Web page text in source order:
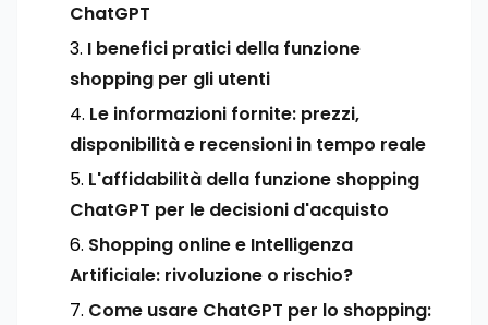
ChatGPT
I benefici pratici della funzione
shopping per gli utenti
Le informazioni fornite: prezzi,
disponibilità e recensioni in tempo reale
L'affidabilità della funzione shopping
ChatGPT per le decisioni d'acquisto
Shopping online e Intelligenza
Artificiale: rivoluzione o rischio?
Come usare ChatGPT per lo shopping: